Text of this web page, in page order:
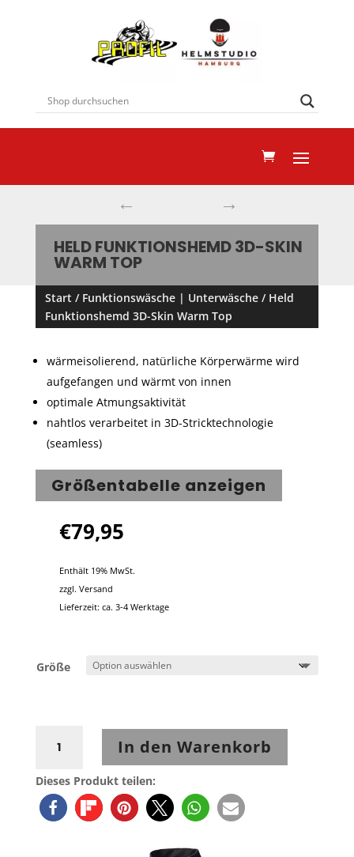
← →
HELD FUNKTIONSHEMD 3D-SKIN
WARM TOP
Dieses Produkt teilen:
Start / Funktionswäsche | Unterwäsche/ Held
Funktionshemd 3D-Skin Warm Top
wärmeisolierend, natürliche Körperwärme wird
aufgefangen und wärmt von innen
optimale Atmungsaktivität
nahtlos verarbeitet in 3D-Stricktechnologie
(seamless)
Größentabelle anzeigen
€79,95
Enthält 19% MwSt.
zzgl. Versand
Lieferzeit: ca. 3-4 Werktage
Größe
Funktionshemd
Skin
Warm
Top
In den Warenkorb